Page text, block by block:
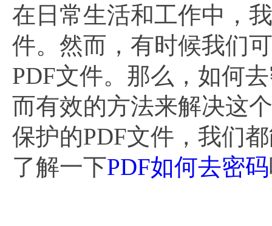
在日常生活和工作中，
件。然而，有时候我们
PDF文件。那么，如何
而有效的方法来解决这
保护的PDF文件，我们
了解一下PDF如何去密码